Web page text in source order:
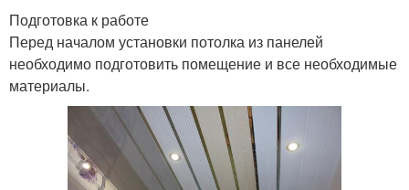
Подготовка к работе
Перед началом установки потолка из панелей
необходимо подготовить помещение и все необходимые
материалы.